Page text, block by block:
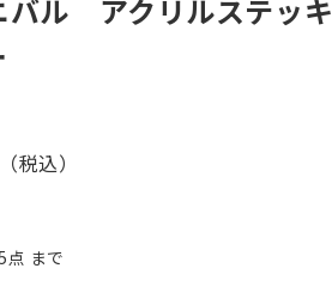
バル アクリルステッキ
点 まで